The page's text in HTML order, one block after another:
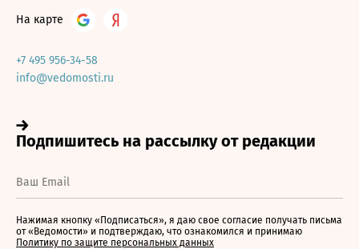
На карте
+7 495 956-34-58
info@vedomosti.ru
Нажимая кнопку «Подписаться», я даю свое согласие получать письма
от «Ведомости» и подтверждаю, что ознакомился и принимаю
Политику по защите персональных данных